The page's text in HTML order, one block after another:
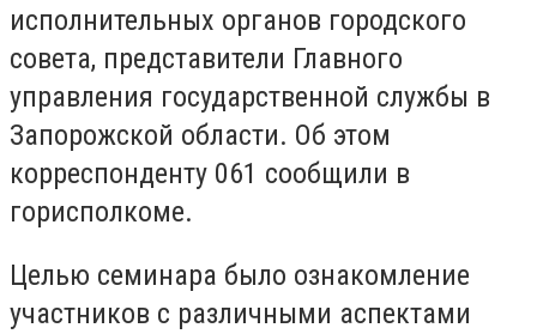
исполнительных органов городского
совета, представители Главного
управления государственной службы в
Запорожской области. Об этом
корреспонденту 061 сообщили в
горисполкоме.
Целью семинара было ознакомление
участников с различными аспектами